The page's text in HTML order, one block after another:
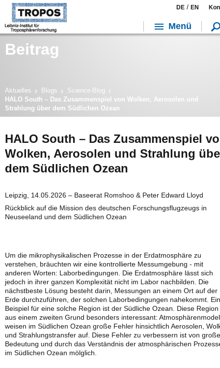
Beitrag
Aktuelles Blogs
Science-Blog
HALO South – Das Zusammenspiel von Wolken, Aerosolen und
Strahlung über dem Südlichen Ozean
HALO South – Das Zusammenspiel
Wolken, Aerosolen und Strahlung
dem Südlichen Ozean
Leipzig, 14.05.2026 – Baseerat Romshoo & Peter Edward Lloyd
Rückblick auf die Mission des deutschen Forschungsflugzeugs in
Neuseeland und dem Südlichen Ozean
Um die mikrophysikalischen Prozesse in der Erdatmosphäre zu
verstehen, bräuchten wir eine kontrollierte Messumgebung - mit
anderen Worten: Laborbedingungen. Die Erdatmosphäre lässt sich
jedoch in ihrer ganzen Komplexität nicht im Labor nachbilden. Die
nächstbeste Lösung besteht darin, Messungen an einem Ort auf der
Erde durchzuführen, der solchen Laborbedingungen nahekommt. Ein
Beispiel für eine solche Region ist der Südliche Ozean. Diese Region
aus einem zweiten Grund besonders interessant:
weisen im Südlichen Ozean große Fehler hinsichtlich Aerosolen,
und Strahlungstransfer auf. Diese Fehler zu verbessern ist von
Bedeutung und durch das Verständnis der atmosphärischen
im Südlichen Ozean mölglich.
DE / EN
Menü